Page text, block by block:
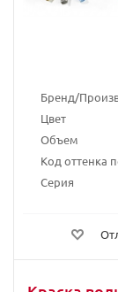
Бренд/
Цвет
Объем
Код оттенка
Серия